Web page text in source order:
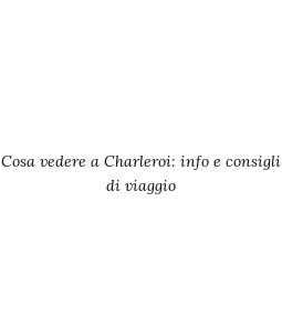
Cosa vedere a Charleroi: info e consigli
di viaggio